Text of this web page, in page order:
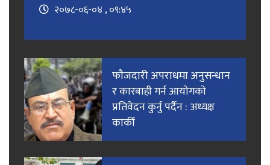
२०७८-०६-०४ , ०९:४५
फाैजदारी अपराधमा अनुसन्धान
र कारबाही गर्न आयाेगकाे
प्रतिवेदन कुर्नु पर्दैन : अध्यक्ष
कार्की